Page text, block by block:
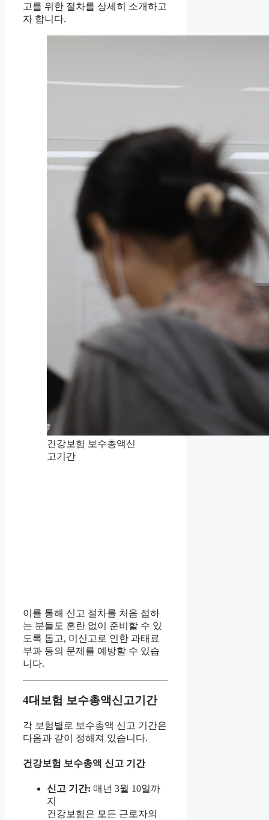
고를 위한 절차를 상세히 소개하고
자 합니다.
건강보험 보수총액신
고기간
이를 통해 신고 절차를 처음 접하
는 분들도 혼란 없이 준비할 수 있
도록 돕고, 미신고로 인한 과태료
부과 등의 문제를 예방할 수 있습
니다.
4대보험 보수총액신고기간
각 보험별로 보수총액 신고 기간은
다음과 같이 정해져 있습니다.
건강보험 보수총액 신고 기간
신고 기간: 매년 3월 10일까
지
건강보험은 모든 근로자의